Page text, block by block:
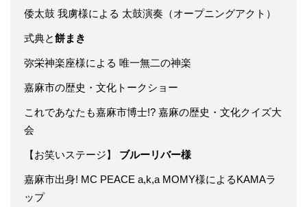
倭太鼓 我虜様による 太鼓演奏（オープニングアクト）
式典と餅まき
弥栄神楽座様による 唯一無二の神楽
嘉麻市の歴史・文化トークショー
これであなたも嘉麻市博士!? 嘉麻の歴史・文化クイズ大
会
【お笑いステージ】 ブルーリバー様
嘉麻市出身! MC PEACE a,k,a MOMY様によるKAMAラ
ップ